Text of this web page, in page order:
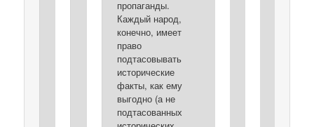
пропаганды.
Каждый народ,
конечно, имеет
право
подтасовывать
исторические
факты, как ему
выгодно (а не
подтасованных